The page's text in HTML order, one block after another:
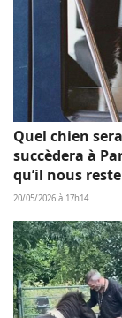
Quel chien
succèdera à
qu’il nous
20/05/2026 à 17h14